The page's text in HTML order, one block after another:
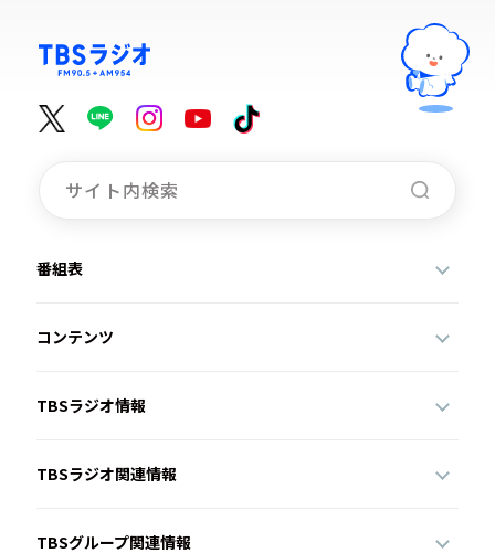
番組表
コンテンツ
TBSラジオ情報
TBSラジオ関連情報
TBSグループ関連情報